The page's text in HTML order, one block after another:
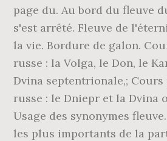
page du. Au bord du fleuve
s'est arrêté. Fleuve de
la vie. Bordure de galon.
russe : la Volga, le Don, le
Dvina septentrionale,;
russe : le Dniepr et la Dvina
Usage des synonymes
les plus importants de la